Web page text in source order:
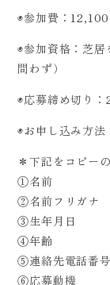
◉参加費：12,100
◉参加資格：芝
問わず）
◉応募締め切り
◉お申し込み方
＊下記をコピー
①名前
②名前フリガナ
③生年月日
④年齢
⑤連絡先電話番号
⑥応募動機